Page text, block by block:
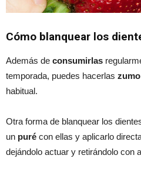
Cómo blanquear los
Además de consumirlas
temporada, puedes hacerlas zumo
habitual.
Otra forma de blanquear los
un puré con ellas y aplicarlo
dejándolo actuar y retirándolo con